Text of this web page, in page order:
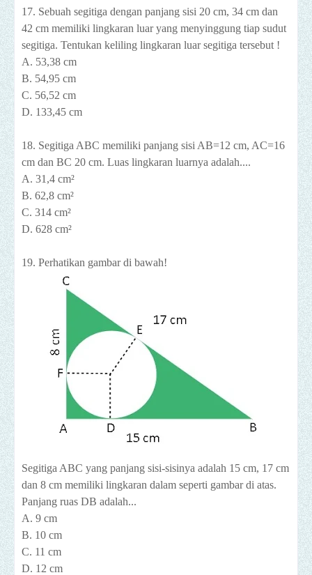
17. Sebuah segitiga dengan panjang sisi 20 cm, 34 cm dan
42 cm memiliki lingkaran luar yang menyinggung tiap sudut
segitiga. Tentukan keliling lingkaran luar segitiga tersebut !
A. 53,38 cm
B. 54,95 cm
C. 56,52 cm
D. 133,45 cm
18. Segitiga ABC memiliki panjang sisi AB=12 cm, AC=16
cm dan BC 20 cm. Luas lingkaran luarnya adalah....
A. 31,4 cm²
B. 62,8 cm²
C. 314 cm²
D. 628 cm²
19. Perhatikan gambar di bawah!
Segitiga ABC yang panjang sisi-sisinya adalah 15 cm, 17 cm
dan 8 cm memiliki lingkaran dalam seperti gambar di atas.
Panjang ruas DB adalah...
A. 9 cm
B. 10 cm
C. 11 cm
D. 12 cm